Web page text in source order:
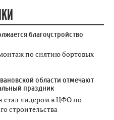
благоустройство
по снятию бортовых
области отмечают
праздник
стал лидером в ЦФО по
строительства